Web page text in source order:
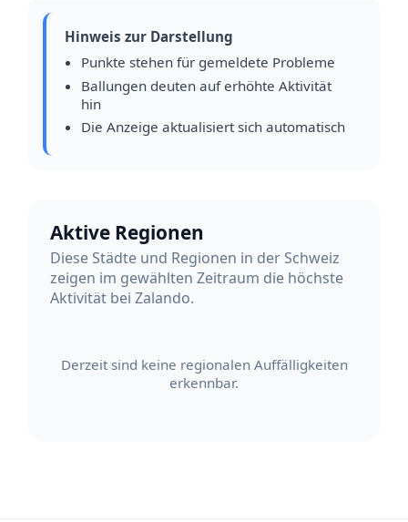
Hinweis zur Darstellung
Punkte stehen für gemeldete Probleme
Ballungen deuten auf erhöhte Aktivität
hin
Die Anzeige aktualisiert sich automatisch
Aktive Regionen
Diese Städte und Regionen in der Schweiz
zeigen im gewählten Zeitraum die höchste
Aktivität bei Zalando.
Derzeit sind keine regionalen Auffälligkeiten
erkennbar.